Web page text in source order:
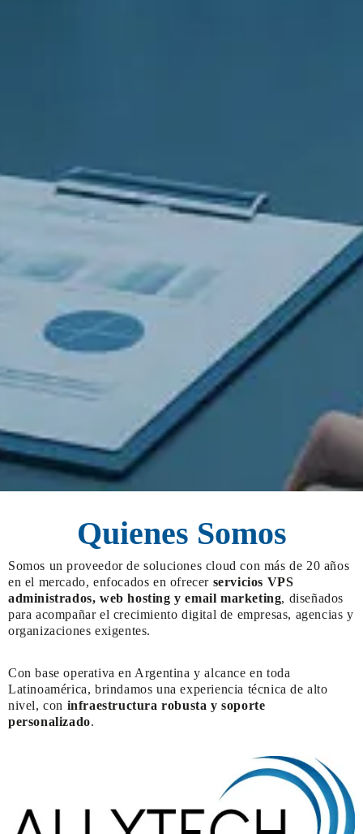
Quienes Somos
Somos un proveedor de soluciones cloud con más de 20 años
en el mercado, enfocados en ofrecer servicios VPS
administrados, web hosting y email marketing, diseñados
para acompañar el crecimiento digital de empresas, agencias y
organizaciones exigentes.
Con base operativa en Argentina y alcance en toda
Latinoamérica, brindamos una experiencia técnica de alto
nivel, con infraestructura robusta y soporte
personalizado.